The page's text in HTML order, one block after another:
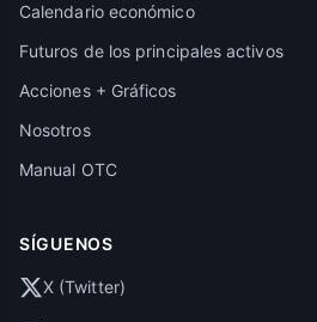
Calendario económico
Futuros de los principales activos
Acciones + Gráficos
Nosotros
Manual OTC
SÍGUENOS
X (Twitter)